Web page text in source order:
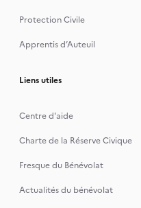
Protection Civile
Apprentis d’Auteuil
Liens utiles
Centre d'aide
Charte de la Réserve Civique
Fresque du Bénévolat
Actualités du bénévolat